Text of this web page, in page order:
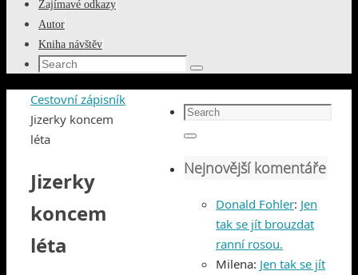
Zajímavé odkazy
Autor
Kniha návštěv
Search
Search
Home
Cestovní zápisník
Jizerky koncem
léta
Jizerky
koncem
léta
Search
for:
Search
Nejnovější komentáře
Donald Fohler: Jen
tak se jít brouzdat
ranní rosou.
Milena: Jen tak se jít